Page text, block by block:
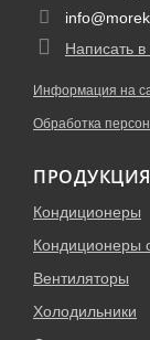
Написать
Информация на
Обработка
ПРОДУКЦИЯ
Кондиционеры
Кондиционеры
Вентиляторы
Холодильники